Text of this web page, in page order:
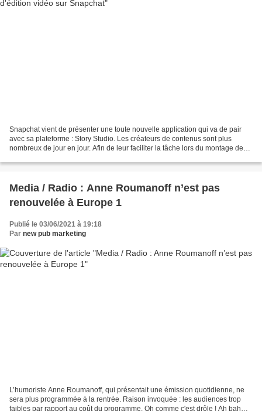
Snapchat vient de présenter une toute nouvelle application qui va de pair
avec sa plateforme : Story Studio. Les créateurs de contenus sont plus
nombreux de jour en jour. Afin de leur faciliter la tâche lors du montage de
Media / Radio : Anne Roumanoff n’est pas
renouvelée à Europe 1
Publié le 03/06/2021 à 19:18
Par new pub marketing
L’humoriste Anne Roumanoff, qui présentait une émission quotidienne, ne
sera plus programmée à la rentrée. Raison invoquée : les audiences trop
faibles par rapport au coût du programme. Oh comme c'est drôle ! Ah bah